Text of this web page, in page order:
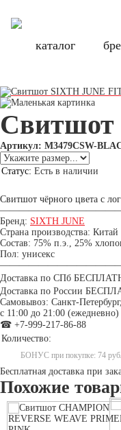
каталог
Бесплатная доставка по
каталог
Свитшот
Артикул: M3479CSW-
Статус: Есть в наличии
Свитшот чёрного цвета с
Бренд: SIXTH JUNE
Страна производства: Китай
Состав: 75% п.э., 25%
Пол: унисекс
Доставка по СПб
Доставка по России
Самовывоз: Санкт-
с 11:00 до 21:00 (ежедневно)
☎ +7-999-217-86-88
Количество:
БОНУС при покупке: 74
Бесплатная доставка при
Похожие